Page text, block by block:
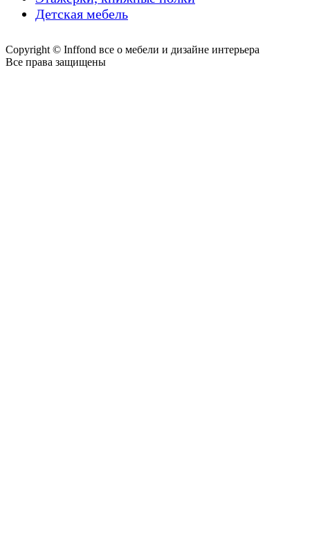
Детская мебель
Copyright © Inffond все о мебели и дизайне интерьера
Все права защищены